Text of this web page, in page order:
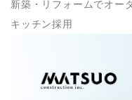
新築・リフォームでオー
キッチン採用